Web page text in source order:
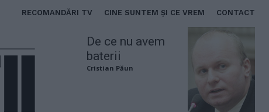
RECOMANDĂRI TV CINE SUNTEM ȘI CE VREM CONTACT
De ce nu avem
baterii
Cristian Păun